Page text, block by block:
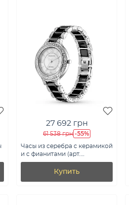
27 692 грн
61 538 грн -55%
Часы из серебра с керамикой
и с фианитами (арт.
7526/317пкмч)
Купить